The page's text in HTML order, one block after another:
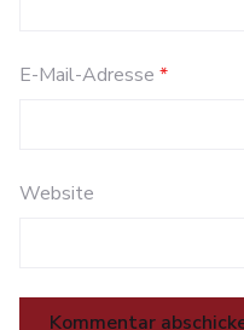
E-Mail-Adresse *
Website